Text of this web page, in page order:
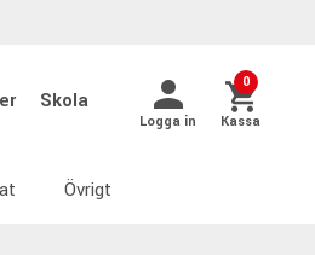
Skola
Logga in
0
Kassa
Övrigt